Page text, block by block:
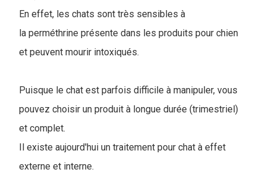
En effet, les chats sont très sensibles à
la perméthrine présente dans les produits pour chien
et peuvent mourir intoxiqués.
Puisque le chat est parfois difficile à manipuler, vous
pouvez choisir un produit à longue durée (trimestriel)
et complet.
Il existe aujourd'hui un traitement pour chat à effet
externe et interne.